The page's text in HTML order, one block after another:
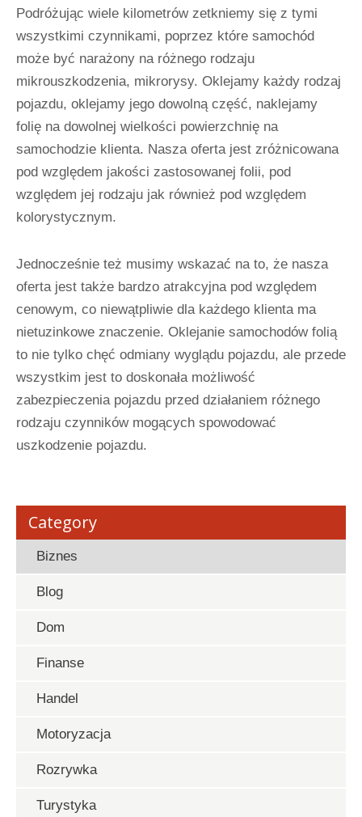
Podróżując wiele kilometrów zetkniemy się z tymi
wszystkimi czynnikami, poprzez które samochód
może być narażony na różnego rodzaju
mikrouszkodzenia, mikrorysy. Oklejamy każdy rodzaj
pojazdu, oklejamy jego dowolną część, naklejamy
folię na dowolnej wielkości powierzchnię na
samochodzie klienta. Nasza oferta jest zróżnicowana
pod względem jakości zastosowanej folii, pod
względem jej rodzaju jak również pod względem
kolorystycznym.
Jednocześnie też musimy wskazać na to, że nasza
oferta jest także bardzo atrakcyjna pod względem
cenowym, co niewątpliwie dla każdego klienta ma
nietuzinkowe znaczenie. Oklejanie samochodów folią
to nie tylko chęć odmiany wyglądu pojazdu, ale przede
wszystkim jest to doskonała możliwość
zabezpieczenia pojazdu przed działaniem różnego
rodzaju czynników mogących spowodować
uszkodzenie pojazdu.
Category
Biznes
Blog
Dom
Finanse
Handel
Motoryzacja
Rozrywka
Turystyka